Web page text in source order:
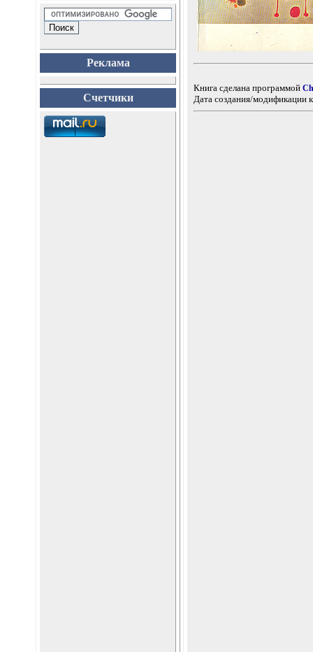
Реклама
Счетчики
Книга сделана программой
Дата создания/модификации